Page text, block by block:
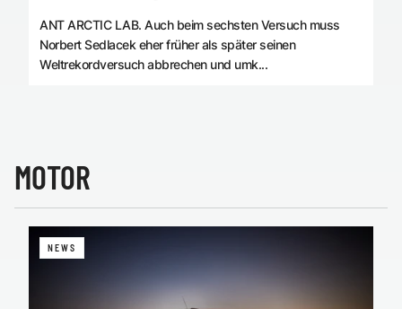
ANT ARCTIC LAB. Auch beim sechsten Versuch muss
Norbert Sedlacek eher früher als später seinen
Weltrekordversuch abbrechen und umk...
MOTOR
NEWS